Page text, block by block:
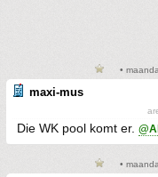
•
maxi-mus
Die WK pool komt er.
•